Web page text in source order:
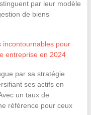
par leur modèle
de biens
incontournables pour
entreprise en 2024
par sa stratégie
ses actifs en
un taux de
référence pour ceux